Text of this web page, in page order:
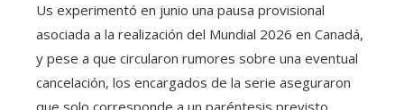
Us experimentó en junio una pausa provisional
asociada a la realización del Mundial 2026 en Canadá,
y pese a que circularon rumores sobre una eventual
cancelación, los encargados de la serie aseguraron